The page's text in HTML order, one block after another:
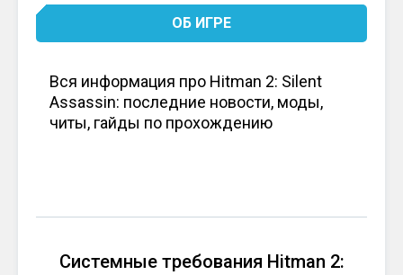
ОБ ИГРЕ
Вся информация про Hitman 2: Silent
Assassin: последние новости, моды,
читы, гайды по прохождению
Системные требования Hitman 2: